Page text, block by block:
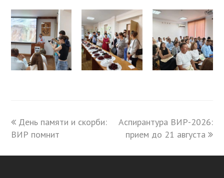
previous
post:
День памяти и скорби:
ВИР помнит
next
post:
Аспирантура ВИР-2026:
прием до 21 августа